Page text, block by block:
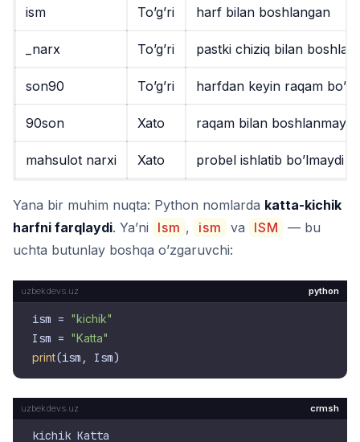
ism To’g’ri harf bilan boshlangan
_narx To’g’ri pastki chiziq bilan
son90 To’g’ri harfdan keyin raqam
90son Xato raqam bilan boshlanmaydi
mahsulot narxi Xato probel ishlatib bo’lmaydi
Yana bir muhim nuqta: Python nomlarda katta-kichik
harfni farqlaydi. Ya’ni Ism , ism va ISM
— bu
uchta butunlay boshqa o’zgaruvchi:
python
ism = "kichik"
Ism = "Katta"
print
crmsh